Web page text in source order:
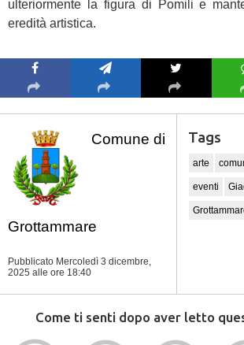
ulteriormente la figura di Pomili e
eredità artistica.
Comune di
Grottammare
Pubblicato Mercoledì 3 dicembre,
2025 alle ore 18:40
Tags
arte
eventi
Come ti senti dopo aver letto